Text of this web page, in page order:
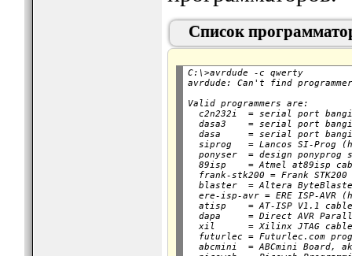
Список
C:\>avrdude -c qwerty
avrdude: Can't find
Valid programmers are:
c2n232i  = serial port
dasa3    = serial port
dasa     = serial port
siprog   = Lancos SI-Prog
ponyser  = design ponyprog
89isp    = Atmel at89isp
frank-stk200 = Frank
blaster  = Altera
ere-isp-avr = ERE ISP-AVR
atisp    = AT-ISP V1.1
dapa     = Direct AVR
xil      = Xilinx JTAG
futurlec = Futurlec.com
abcmini  = ABCmini Board,